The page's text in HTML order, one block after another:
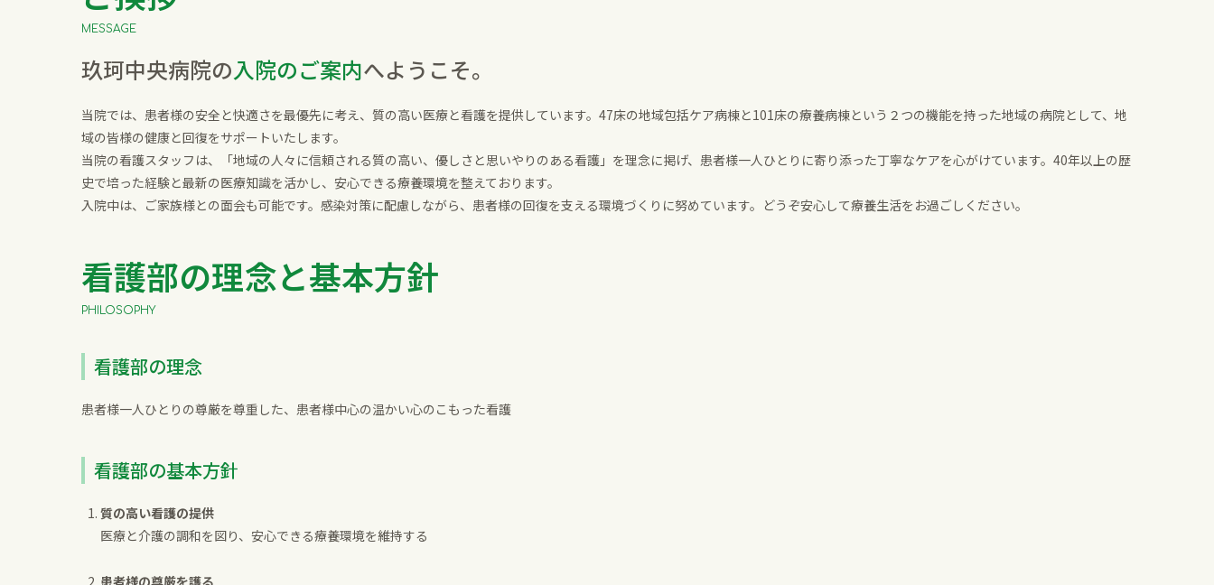
MESSAGE
玖珂中央病院の入院のご案内へようこそ。
当院では、患者様の安全と快適さを最優先に考え、質の高い医療と看護を提供しています。47床の地域包括ケア病棟と101床の療養病棟という２つの機能を持った地域の病院として、地
域の皆様の健康と回復をサポートいたします。
当院の看護スタッフは、「地域の人々に信頼される質の高い、優しさと思いやりのある看護」を理念に掲げ、患者様一人ひとりに寄り添った丁寧なケアを心がけています。40年以上の歴
史で培った経験と最新の医療知識を活かし、安心できる療養環境を整えております。
入院中は、ご家族様との面会も可能です。感染対策に配慮しながら、患者様の回復を支える環境づくりに努めています。どうぞ安心して療養生活をお過ごしください。
看護部の理念と基本方針
PHILOSOPHY
看護部の理念
患者様一人ひとりの尊厳を尊重した、患者様中心の温かい心のこもった看護
看護部の基本方針
質の高い看護の提供
医療と介護の調和を図り、安心できる療養環境を維持する
患者様の尊厳を護る